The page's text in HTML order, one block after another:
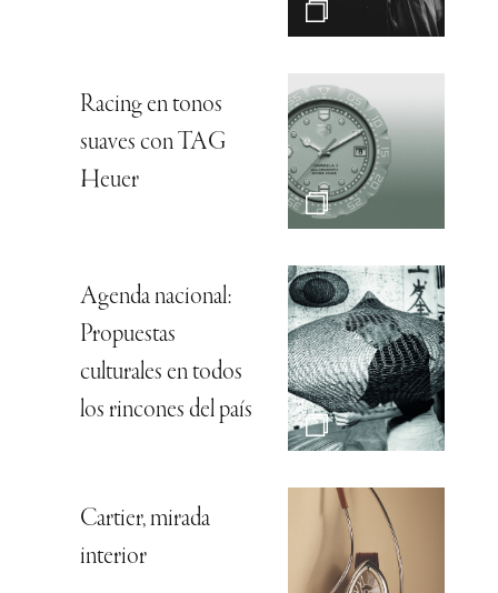
Racing en tonos
suaves con TAG
Heuer
Agenda nacional:
Propuestas
culturales en todos
los rincones del país
Cartier, mirada
interior